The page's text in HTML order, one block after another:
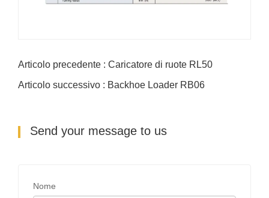
Articolo precedente : Caricatore di ruote RL50
Articolo successivo : Backhoe Loader RB06
Send your message to us
Nome